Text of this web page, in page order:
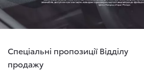
Спеціальні пропозиції Відділу
продажу